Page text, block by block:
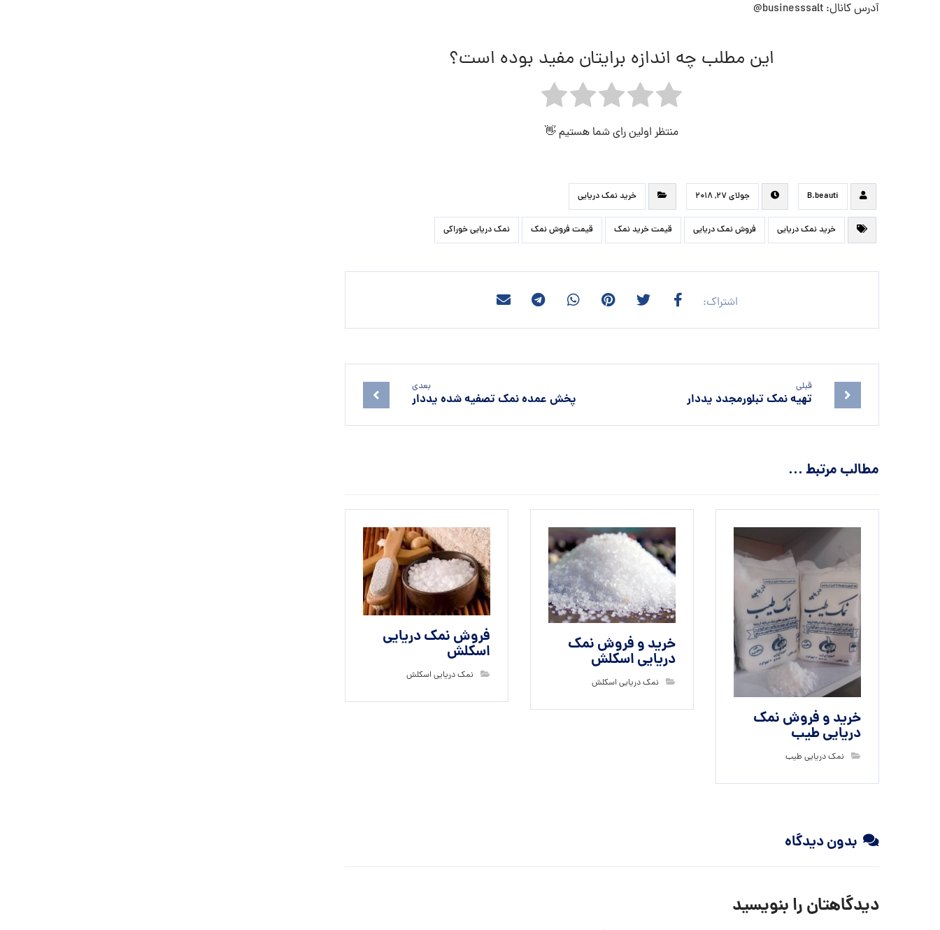
آدرس کانال: businesssalt@
این مطلب چه اندازه برایتان مفید بوده است؟
منتظر اولین رای شما هستیم 👋
B.beauti جولای ۲۷, ۲۰۱۸ خرید نمک دریایی
خرید نمک دریایی فروش نمک دریایی قیمت خرید نمک قیمت فروش نمک نمک دریایی خوراکی
قبلی
تهیه نمک تبلورمجدد یددار
بعدی
پخش عمده نمک تصفیه شده یددار
مطالب مرتبط ...
خرید و فروش نمک
دریایی طیب
نمک دریایی طیب
خرید و فروش نمک
دریایی اسکلش
نمک دریایی اسکلش
فروش نمک دریایی
اسکلش
نمک دریایی اسکلش
بدون دیدگاه
دیدگاهتان را بنویسید